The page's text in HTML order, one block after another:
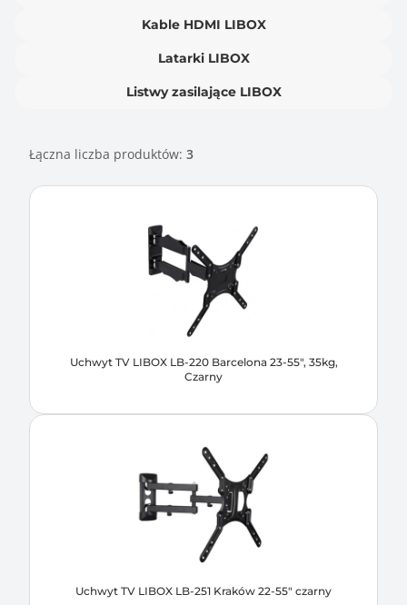
Kable HDMI LIBOX
Latarki LIBOX
Listwy zasilające LIBOX
Łączna liczba produktów: 3
Uchwyt TV LIBOX LB-220 Barcelona 23-55", 35kg,
Czarny
Uchwyt TV LIBOX LB-251 Kraków 22-55" czarny